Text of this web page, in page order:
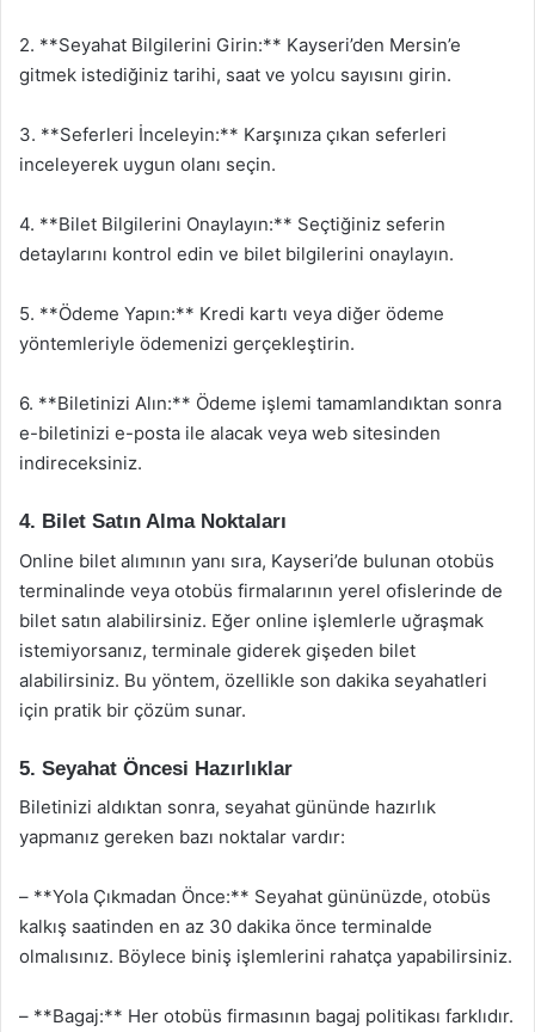
2. **Seyahat Bilgilerini Girin:** Kayseri’den Mersin’e
gitmek istediğiniz tarihi, saat ve yolcu sayısını girin.
3. **Seferleri İnceleyin:** Karşınıza çıkan seferleri
inceleyerek uygun olanı seçin.
4. **Bilet Bilgilerini Onaylayın:** Seçtiğiniz seferin
detaylarını kontrol edin ve bilet bilgilerini onaylayın.
5. **Ödeme Yapın:** Kredi kartı veya diğer ödeme
yöntemleriyle ödemenizi gerçekleştirin.
6. **Biletinizi Alın:** Ödeme işlemi tamamlandıktan sonra
e-biletinizi e-posta ile alacak veya web sitesinden
indireceksiniz.
4. Bilet Satın Alma Noktaları
Online bilet alımının yanı sıra, Kayseri’de bulunan otobüs
terminalinde veya otobüs firmalarının yerel ofislerinde de
bilet satın alabilirsiniz. Eğer online işlemlerle uğraşmak
istemiyorsanız, terminale giderek gişeden bilet
alabilirsiniz. Bu yöntem, özellikle son dakika seyahatleri
için pratik bir çözüm sunar.
5. Seyahat Öncesi Hazırlıklar
Biletinizi aldıktan sonra, seyahat gününde hazırlık
yapmanız gereken bazı noktalar vardır:
– **Yola Çıkmadan Önce:** Seyahat gününüzde, otobüs
kalkış saatinden en az 30 dakika önce terminalde
olmalısınız. Böylece biniş işlemlerini rahatça yapabilirsiniz.
– **Bagaj:** Her otobüs firmasının bagaj politikası farklıdır.